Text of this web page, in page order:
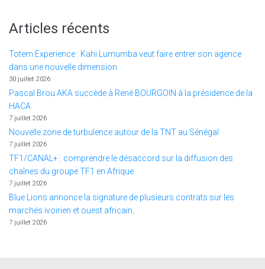
Articles récents
Totem Experience : Kahi Lumumba veut faire entrer son agence
dans une nouvelle dimension
30 juillet 2026
Pascal Brou AKA succède à René BOURGOIN à la présidence de la
HACA
7 juillet 2026
Nouvelle zone de turbulence autour de la TNT au Sénégal
7 juillet 2026
TF1/CANAL+ : comprendre le désaccord sur la diffusion des
chaînes du groupe TF1 en Afrique
7 juillet 2026
Blue Lions annonce la signature de plusieurs contrats sur les
marchés ivoirien et ouest africain.
7 juillet 2026